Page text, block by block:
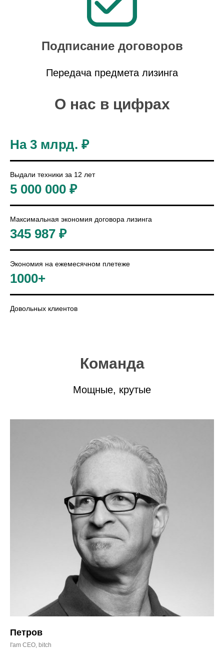
Подписание договоров
Передача предмета лизинга
О нас в цифрах
На 3 млрд. ₽
Выдали техники за 12 лет
5 000 000 ₽
Максимальная экономия договора лизинга
345 987 ₽
Экономия на ежемесячном плетеже
1000+
Довольных клиентов
Команда
Мощные, крутые
Петров
I'am CEO, bitch